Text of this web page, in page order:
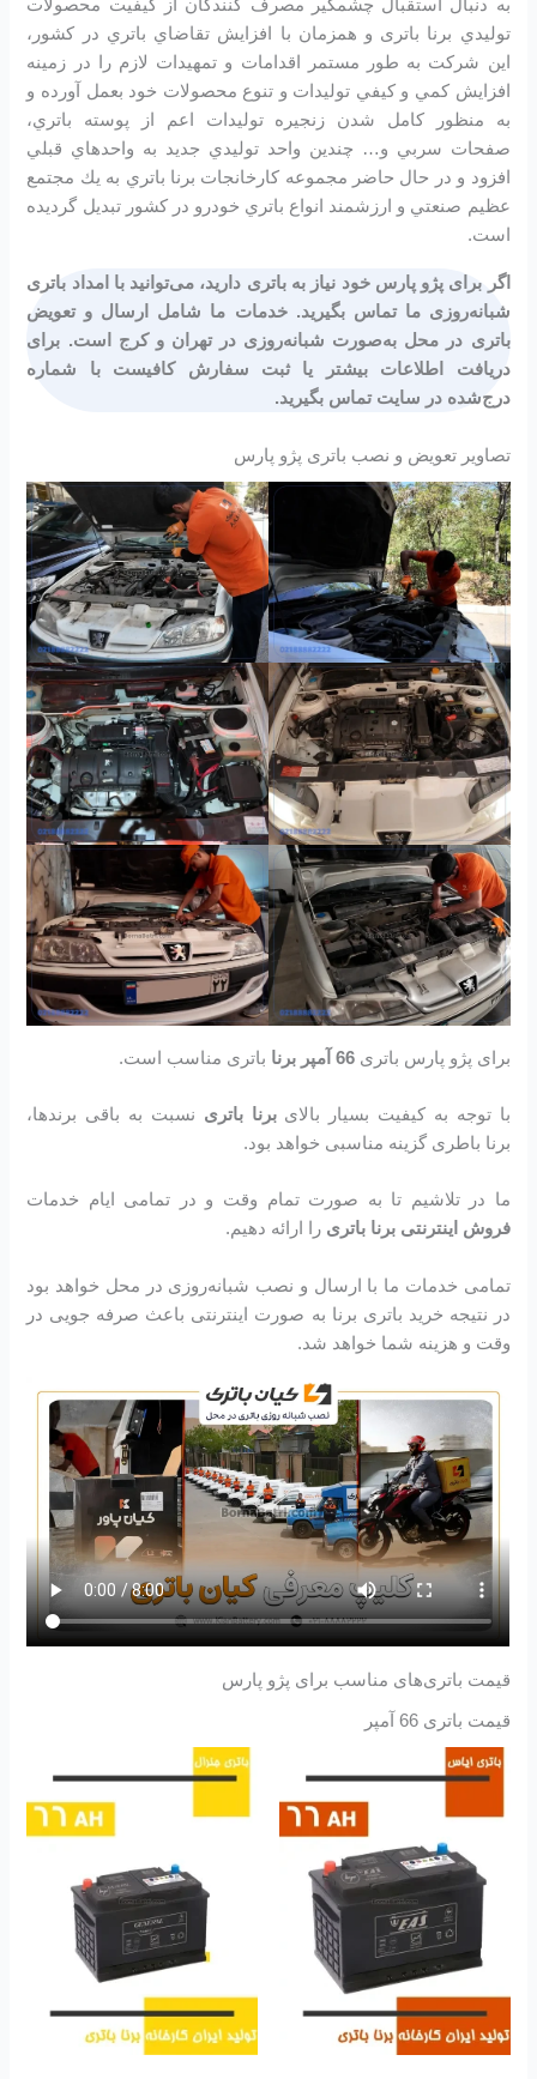
به دنبال استقبال چشمگير مصرف كنندگان از كيفيت محصولات
توليدي برنا باتری و همزمان با افزايش تقاضاي باتري در كشور،
اين شرکت به طور مستمر اقدامات و تمهيدات لازم را در زمينه
افزايش كمي و كيفي توليدات و تنوع محصولات خود بعمل آورده و
به منظور كامل شدن زنجيره توليدات اعم از پوسته باتري،
صفحات سربي و… چندين واحد توليدي جديد به واحدهاي قبلي
افزود و در حال حاضر مجموعه كارخانجات برنا باتري به يك مجتمع
عظيم صنعتي و ارزشمند انواع باتري خودرو در کشور تبديل گرديده
است.
اگر برای پژو پارس خود نیاز به باتری دارید، می‌توانید با امداد باتری
شبانه‌روزی ما تماس بگیرید. خدمات ما شامل ارسال و تعویض
باتری در محل به‌صورت شبانه‌روزی در تهران و کرج است. برای
دریافت اطلاعات بیشتر یا ثبت سفارش کافیست با شماره
درج‌شده در سایت تماس بگیرید.
تصاویر تعویض و نصب باتری پژو پارس
برای پژو پارس باتری66 آمپر برنا باتری مناسب است.
با توجه به کیفیت بسیار بالایبرنا باتری نسبت به باقی برندها،
برنا باطری گزینه مناسبی خواهد بود.
ما در تلاشیم تا به صورت تمام وقت و در تمامی ایام خدمات
فروش اینترنتی برنا باتری را ارائه دهیم.
تمامی خدمات ما با ارسال و نصب شبانه‌روزی در محل خواهد بود
در نتیجه خرید باتری برنا به صورت اینترنتی باعث صرفه جویی در
وقت و هزینه شما خواهد شد.
قیمت باتری‌های مناسب برای پژو پارس
قیمت باتری 66 آمپر